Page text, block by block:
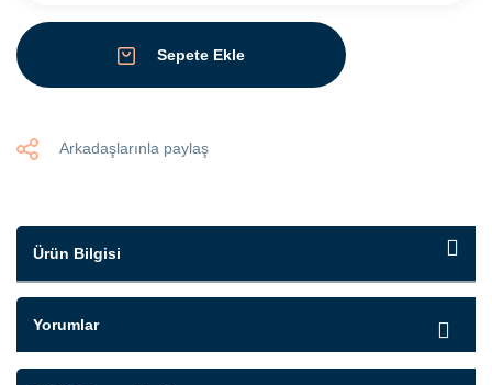
Sepete Ekle
Arkadaşlarınla paylaş
Ürün Bilgisi
Yorumlar